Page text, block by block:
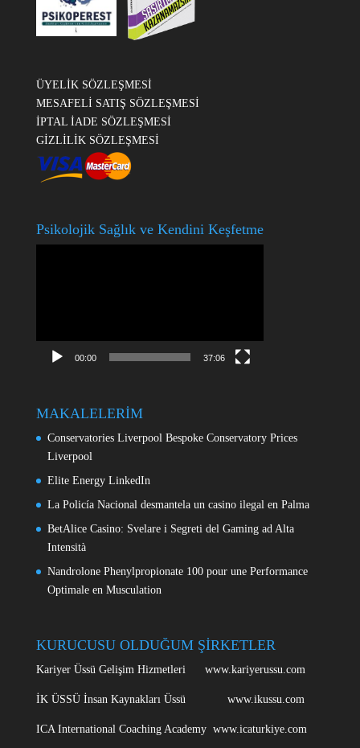
ÜYELİK SÖZLEŞMESİ
MESAFELİ SATIŞ SÖZLEŞMESİ
İPTAL İADE SÖZLEŞMESİ
GİZLİLİK SÖZLEŞMESİ
Psikolojik Sağlık ve Kendini Keşfetme
00:00 37:06
MAKALELERİM
Conservatories Liverpool Bespoke Conservatory Prices
Liverpool
Elite Energy LinkedIn
La Policía Nacional desmantela un casino ilegal en Palma
BetAlice Casino: Svelare i Segreti del Gaming ad Alta
Intensità
Nandrolone Phenylpropionate 100 pour une Performance
Optimale en Musculation
KURUCUSU OLDUĞUM ŞİRKETLER
Kariyer Üssü Gelişim Hizmetleri www.kariyerussu.com
İK ÜSSÜ İnsan Kaynakları Üssü www.ikussu.com
ICA International Coaching Academy www.icaturkiye.com